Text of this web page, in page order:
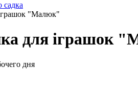
садка
"Малюк"
для іграшок
дня